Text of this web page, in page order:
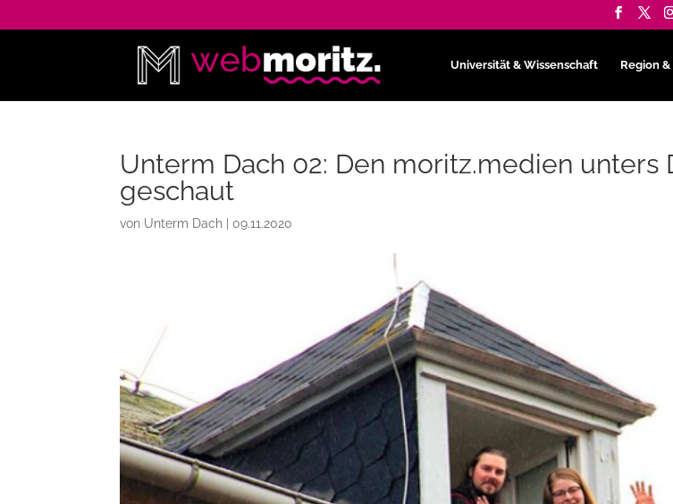
Universität & Wissenschaft Region
Unterm Dach 02: Den moritz.medien unters
geschaut
von Unterm Dach |09.11.2020